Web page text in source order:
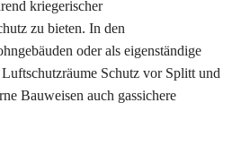
kriegerischer
zu bieten. In den
oder als eigenständige
Schutz vor Splitt und
Bauweisen auch gassichere